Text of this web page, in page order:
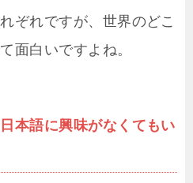
ぞれですが、世界のどこ
面白いですよね。
本語に興味がなくてもい